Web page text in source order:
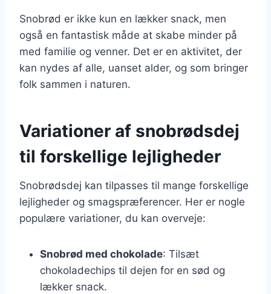
Snobrød er ikke kun en lækker snack, men
også en fantastisk måde at skabe minder på
med familie og venner. Det er en aktivitet, der
kan nydes af alle, uanset alder, og som bringer
folk sammen i naturen.
Variationer af snobrødsdej
til forskellige lejligheder
Snobrødsdej kan tilpasses til mange forskellige
lejligheder og smagspræferencer. Her er nogle
populære variationer, du kan overveje:
Snobrød med chokolade: Tilsæt
chokoladechips til dejen for en sød og
lækker snack.